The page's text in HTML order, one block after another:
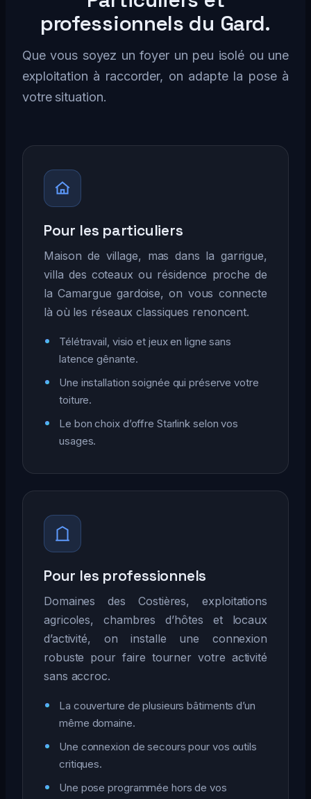
professionnels du Gard.
Que vous soyez un foyer un peu isolé ou une
exploitation à raccorder, on adapte la pose à
votre situation.
Pour les particuliers
Maison de village, mas dans la garrigue,
villa des coteaux ou résidence proche de
la Camargue gardoise, on vous connecte
là où les réseaux classiques renoncent.
Télétravail, visio et jeux en ligne sans
latence gênante.
Une installation soignée qui préserve votre
toiture.
Le bon choix d’offre Starlink selon vos
usages.
Pour les professionnels
Domaines des Costières, exploitations
agricoles, chambres d’hôtes et locaux
d’activité, on installe une connexion
robuste pour faire tourner votre activité
sans accroc.
La couverture de plusieurs bâtiments d’un
même domaine.
Une connexion de secours pour vos outils
critiques.
Une pose programmée hors de vos